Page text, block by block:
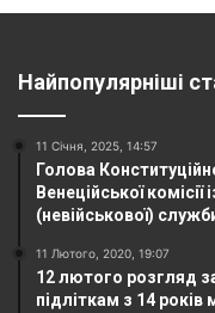
Найпопулярніші
11 Січня, 2025, 14:57
Голова
Венеційської
(невійськової)
11 Лютого, 2020, 19:07
12 лютого розгляд
підліткам з 14 років